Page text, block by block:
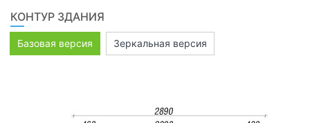
КОНТУР ЗДАНИЯ
Базовая версия Зеркальная версия